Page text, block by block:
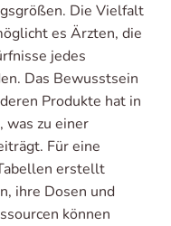
Die Vielfalt
es Ärzten, die
jedes
Das Bewusstsein
Produkte hat in
was zu einer
Für eine
erstellt
ihre Dosen und
können